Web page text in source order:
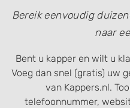
Bereik eenvoudig
naar
Bent u kapper en wilt u
Voeg dan snel (gratis) uw
van Kappers.nl.
telefoonnummer,
Functional
Advertising